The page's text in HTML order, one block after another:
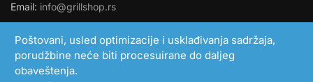
Poštovani, usled optimizacije i usklađivanja sadržaja,
porudžbine neće biti procesuirane do daljeg
obaveštenja.
Email: info@grillshop.rs
SMART LINK DOO
PIB: 108705193
MB: 21051306